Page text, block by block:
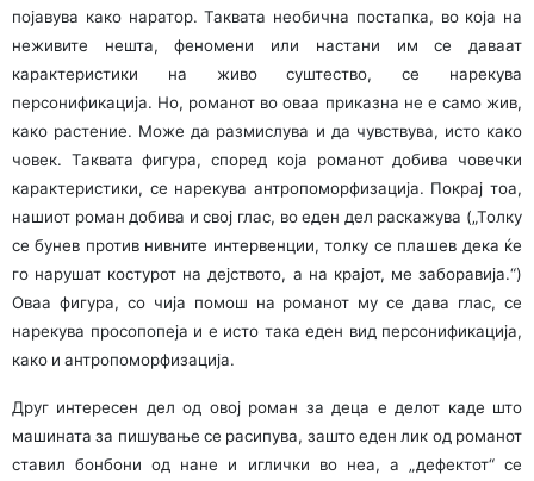
појавува како наратор. Таквата необична постапка, во која на
неживите нешта, феномени или настани им се даваат
карактеристики на живо суштество, се нарекува
персонификација. Но, романот во оваа приказна не е само жив,
како растение. Може да размислува и да чувствува, исто како
човек. Таквата фигура, според која романот добива човечки
карактеристики, се нарекува антропоморфизација. Покрај тоа,
нашиот роман добива и свој глас, во еден дел раскажува („Толку
се бунев против нивните интервенции, толку се плашев дека ќе
го нарушат костурот на дејството, а на крајот, ме заборавија.“)
Оваа фигура, со чија помош на романот му се дава глас, се
нарекува просопопеја и е исто така еден вид персонификација,
како и антропоморфизација.
Друг интересен дел од овој роман за деца е делот каде што
машината за пишување се расипува, зашто еден лик од романот
ставил бонбони од нане и иглички во неа, а „дефектот“ се